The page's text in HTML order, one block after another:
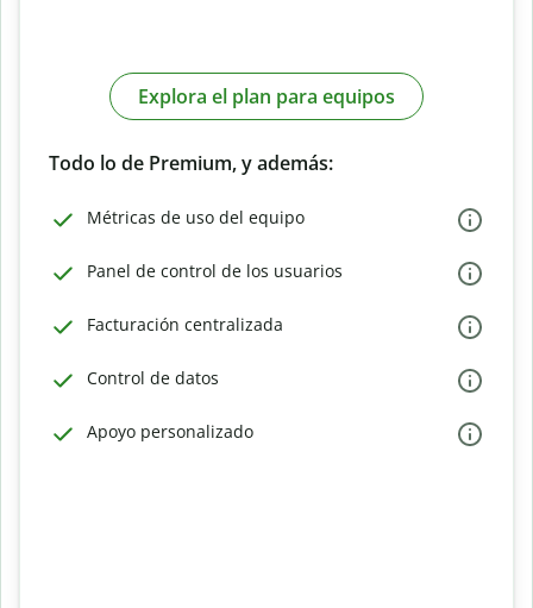
Explora el plan para equipos
Todo lo de Premium, y además:
Métricas de uso del equipo
Panel de control de los usuarios
Facturación centralizada
Control de datos
Apoyo personalizado